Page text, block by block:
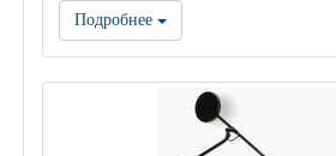
Подробнее